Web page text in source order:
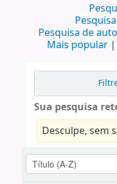
Pesquisa de
Mais popular
Sua pesquisa
Desculpe, sem